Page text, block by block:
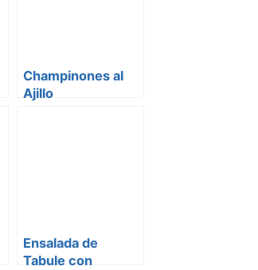
Champinones al
Ajillo
Ensalada de
Tabule con